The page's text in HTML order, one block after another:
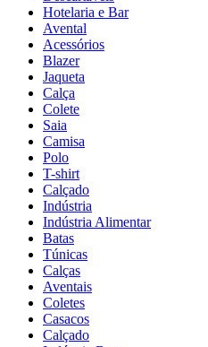
Hotelaria e Bar
Avental
Acessórios
Blazer
Jaqueta
Calça
Colete
Saia
Camisa
Polo
T-shirt
Calçado
Indústria
Indústria Alimentar
Batas
Túnicas
Calças
Aventais
Coletes
Casacos
Calçado